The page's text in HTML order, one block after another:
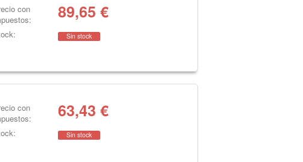
con
89,65 €
Sin stock
con
63,43 €
Sin stock